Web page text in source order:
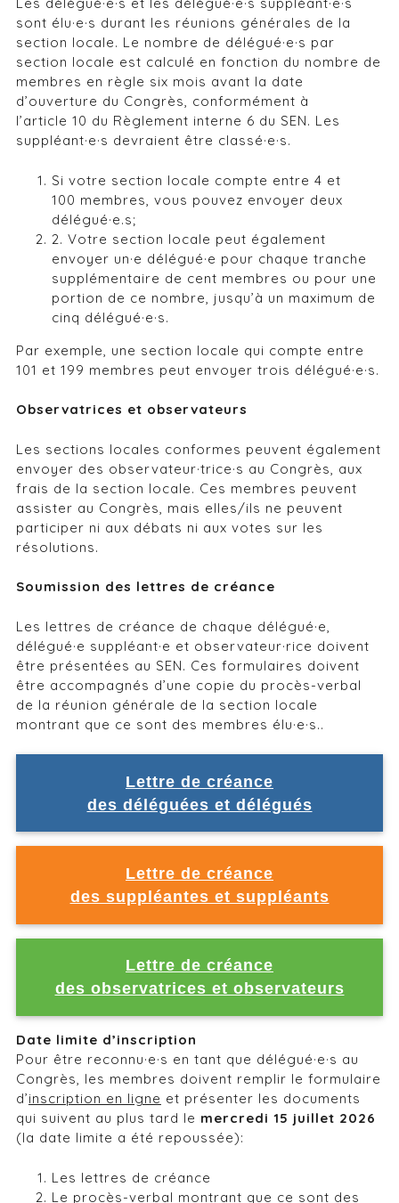
sont élu·e·s durant les réunions générales de la
section locale. Le nombre de délégué·e·s par
section locale est calculé en fonction du nombre de
membres en règle six mois avant la date
d’ouverture du Congrès, conformément à
l’article 10 du Règlement interne 6 du SEN. Les
suppléant·e·s devraient être classé·e·s.
Si votre section locale compte entre 4 et
100 membres, vous pouvez envoyer deux
délégué·e.s;
2. Votre section locale peut également
envoyer un·e délégué·e pour chaque tranche
supplémentaire de cent membres ou pour une
portion de ce nombre, jusqu’à un maximum de
cinq délégué·e·s.
Par exemple, une section locale qui compte entre
101 et 199 membres peut envoyer trois délégué·e·s.
Observatrices et observateurs
Les sections locales conformes peuvent également
envoyer des observateur·trice·s au Congrès, aux
frais de la section locale. Ces membres peuvent
assister au Congrès, mais elles/ils ne peuvent
participer ni aux débats ni aux votes sur les
résolutions.
Soumission des lettres de créance
Les lettres de créance de chaque délégué·e,
délégué·e suppléant·e et observateur·rice doivent
être présentées au SEN. Ces formulaires doivent
être accompagnés d’une copie du procès-verbal
de la réunion générale de la section locale
montrant que ce sont des membres élu·e·s..
Lettre de créance
des déléguées et délégués
Lettre de créance
des suppléantes et suppléants
Lettre de créance
des observatrices et observateurs
Date limite d’inscription
Pour être reconnu·e·s en tant que délégué·e·s au
Congrès, les membres doivent remplir le formulaire
d’inscription en ligne et présenter les documents
qui suivent au plus tard le mercredi 15 juillet 2026
(la date limite a été repoussée):
Les lettres de créance
Le procès-verbal montrant que ce sont des